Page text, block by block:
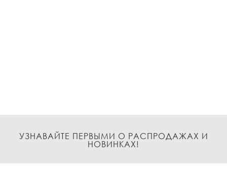
УЗНАВАЙТЕ ПЕРВЫМИ О РАСПРОДАЖАХ И
НОВИНКАХ!